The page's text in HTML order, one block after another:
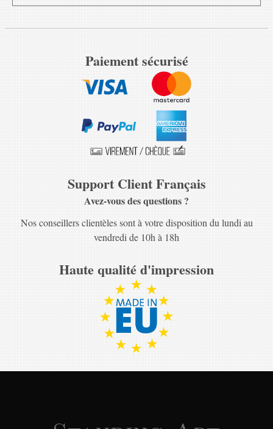
Paiement sécurisé
Support Client Français
Avez-vous des questions ?
Nos conseillers clientèles sont à votre disposition du lundi au
vendredi de 10h à 18h
Haute qualité d'impression